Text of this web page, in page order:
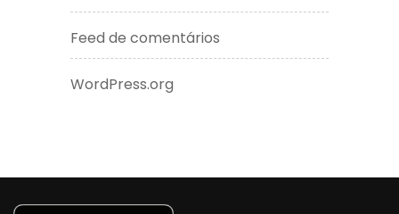
Feed de comentários
WordPress.org